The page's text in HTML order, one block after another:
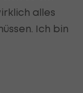
alles
Ich bin